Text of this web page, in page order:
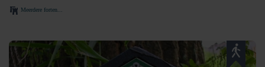
Meerdere forten...